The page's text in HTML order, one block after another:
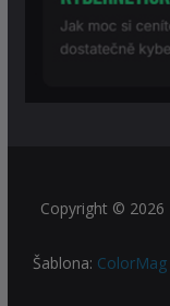
Copyright © 2026
Šablona: ColorMag